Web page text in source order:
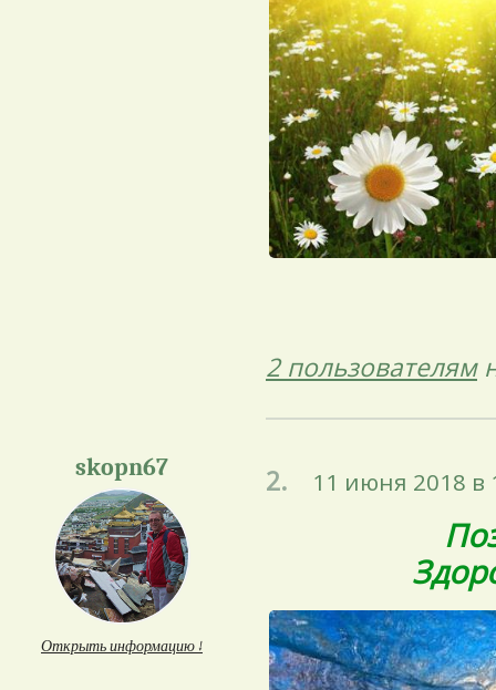
2 пользователям
skopn67
Открыть информацию ↓
2. 11 июня 2018 в